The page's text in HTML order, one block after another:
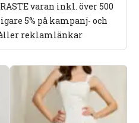
varan inkl. över 500
5% på kampanj- och
reklamlänkar